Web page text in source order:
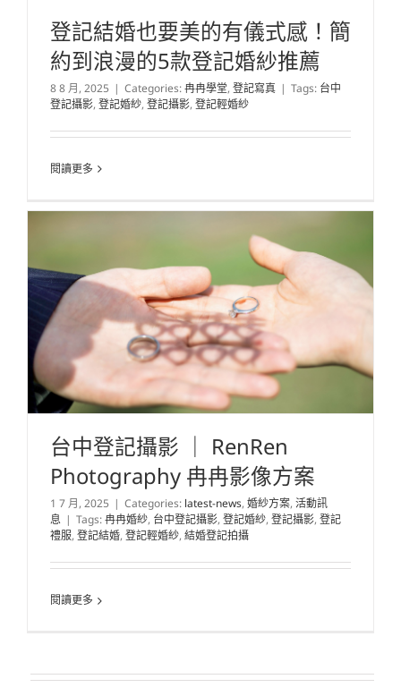
登記結婚也要美的有儀式感！簡
約到浪漫的5款登記婚紗推薦
8 8 月, 2025 | Categories:冉冉學堂, 登記寫真 | Tags: 台中
登記攝影, 登記婚紗, 登記攝影, 登記輕婚紗
閱讀更多
台中登記攝影 ｜ RenRen
Photography 冉冉影像方案
1 7 月, 2025 | Categories: latest-news, 婚紗方案, 活動訊
息 | Tags:冉冉婚紗, 台中登記攝影, 登記婚紗, 登記攝影, 登記
禮服, 登記結婚, 登記輕婚紗, 結婚登記拍攝
閱讀更多